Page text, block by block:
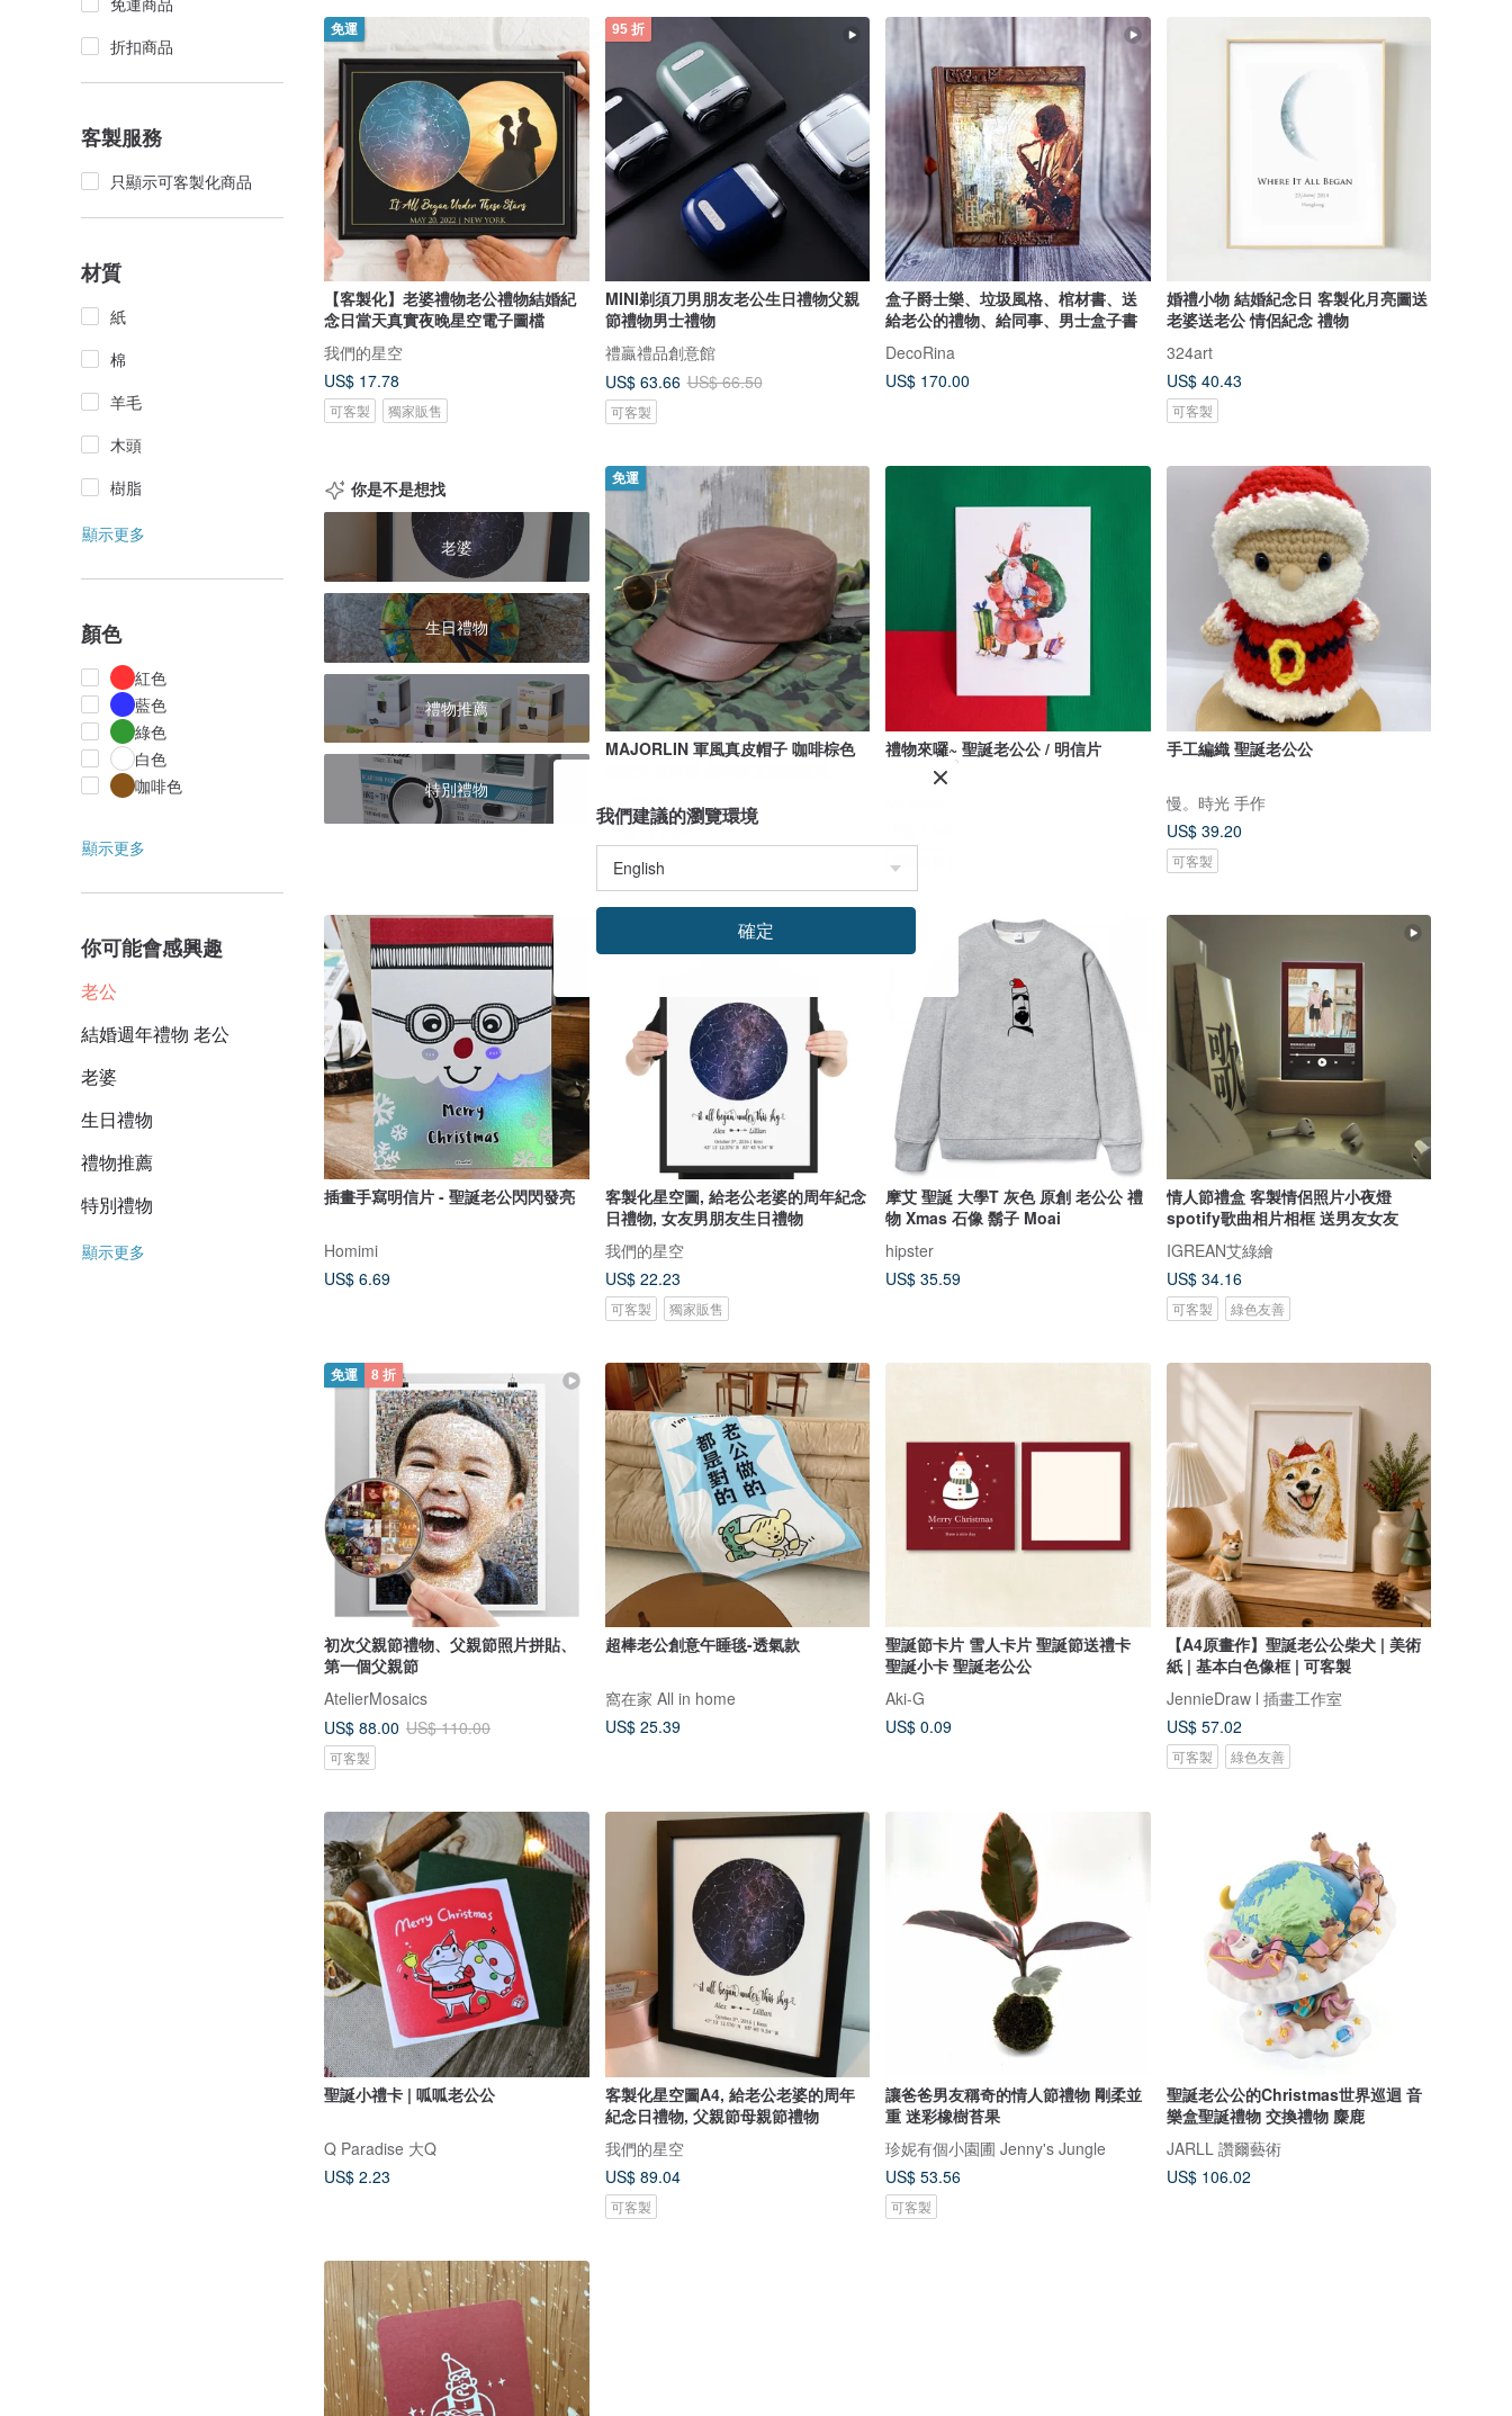
折扣商品
客製服務
只顯示可客製化商品
材質
紙
棉
羊毛
木頭
樹脂
顯示更多
顏色
紅色
藍色
綠色
白色
咖啡色
顯示更多
你可能會感興趣
老公
結婚週年禮物 老公
老婆
生日禮物
禮物推薦
特別禮物
顯示更多
免運
【客製化】老婆禮物老公禮物結婚紀
念日當天真實夜晚星空電子圖檔
我們的星空
US$ 17.78
可客製 獨家販售
95 折
MINI剃須刀男朋友老公生日禮物父親
節禮物男士禮物
禮贏禮品創意館
US$ 63.66 US$ 66.50
可客製
盒子爵士樂、垃圾風格、棺材書、送
給老公的禮物、給同事、男士盒子書
DecoRina
US$ 170.00
婚禮小物 結婚紀念日 客製化月亮圖送
老婆送老公 情侶紀念 禮物
324art
US$ 40.43
可客製
你是不是想找
老婆
生日禮物
禮物推薦
特別禮物
免運
MAJORLIN 軍風真皮帽子 咖啡棕色
MAJORLIN
US$ 177.28
禮物來囉~ 聖誕老公公 / 明信片 手工編織 聖誕老公公
慢。時光 手作
US$ 39.20
可客製
插畫手寫明信片 - 聖誕老公閃閃發亮
Homimi
US$ 6.69
客製化星空圖, 給老公老婆的周年紀念
日禮物, 女友男朋友生日禮物
我們的星空
US$ 22.23
可客製 獨家販售
摩艾 聖誕 大學T 灰色 原創 老公公 禮
物 Xmas 石像 鬍子 Moai
hipster
US$ 35.59
情人節禮盒 客製情侶照片小夜燈
spotify歌曲相片相框 送男友女友
IGREAN艾綠繪
US$ 34.16
可客製 綠色友善
免運 8 折
初次父親節禮物、父親節照片拼貼、
第一個父親節
AtelierMosaics
US$ 88.00 US$ 110.00
可客製
超棒老公創意午睡毯-透氣款
窩在家 All in home
US$ 25.39
聖誕節卡片 雪人卡片 聖誕節送禮卡
聖誕小卡 聖誕老公公
Aki-G
US$ 0.09
【A4原畫作】聖誕老公公柴犬 | 美術
紙 | 基本白色像框 | 可客製
JennieDraw l 插畫工作室
US$ 57.02
可客製 綠色友善
聖誕小禮卡 | 呱呱老公公
Q Paradise 大Q
US$ 2.23
客製化星空圖A4, 給老公老婆的周年
紀念日禮物, 父親節母親節禮物
我們的星空
US$ 89.04
可客製
讓爸爸男友稱奇的情人節禮物 剛柔並
重 迷彩橡樹苔果
珍妮有個小園圃 Jenny's Jungle
US$ 53.56
可客製
聖誕老公公的Christmas世界巡迴 音
樂盒聖誕禮物 交換禮物 麋鹿
JARLL 讚爾藝術
US$ 106.02
我們建議的瀏覽環境
確定